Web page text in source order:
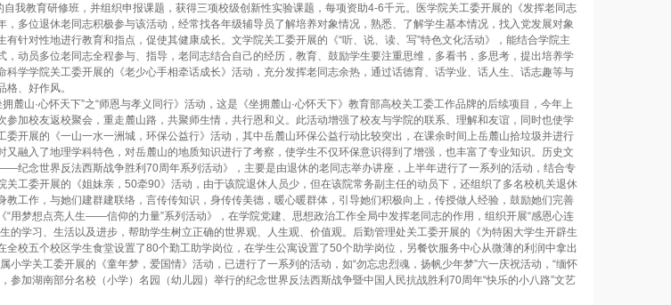
我教育研修班，并组织申报课题，获得三项校级创新性实验课题，每项资助4-6千元。医学院关工委开展的《发挥老同志
，多位退休老同志积极参与该活动，经常找各年级辅导员了解培养对象情况，熟悉、了解学生基本情况，找入党发展对象
针对性地进行教育和指点，促使其健康成长。文学院关工委开展的《“听、说、读、写”特色文化活动》，能结合学院主
，动员多位老同志全程参与、指导，老同志结合自己的经历，教育、鼓励学生要注重思维，多看书，多思考，提出培养学
科学学院关工委开展的《老少心手相牵话成长》活动，充分发挥老同志余热，通过话德育、话学业、话人生、话志趣等与
、好作风。
麓山·心怀天下”之“师恩与孝义同行》活动，这是《坐拥麓山·心怀天下》教育部高校关工委工作品牌的后续项目，今年上
参加校友返校聚会，重走麓山路，共聚师生情，共行恩和义。此活动增强了校友与学院的联系、理解和友谊，同时也使学
委开展的《一山一水一洲城，环保公益行》活动，其中岳麓山环保公益行动比较突出，在课余时间上岳麓山拾垃圾并进行
又融入了地理学科特色，对岳麓山的地质知识进行了考察，使学生不仅环保意识得到了增强，也丰富了专业知识。历史文
纪念世界反法西斯战争胜利70周年系列活动》，主要是由退休的老同志举办讲座，上半年进行了一系列的活动，结合专
关工委开展的《姐妹亲，50牵90》活动，由于该院退休人员少，但在该院常务副主任的动员下，还组织了多名校机关退休
教工作，与她们建群建联络，言传传知识，身传传美德，暖心暖群体，引导她们积极向上，传授做人经验，鼓励她们完善
“用梦想点亮人生——信仰的力量”系列活动》，在学院党建、思想政治工作全局中发挥老同志的作用，组织开展“感恩心连
的学习、生活以及进步，帮助学生树立正确的世界观、人生观、价值观。后勤管理处关工委开展的《为特困大学生开辟生
全校五个校区学生食堂设置了80个勤工助学岗位，在学生公寓设置了50个助学岗位，另餐饮服务中心从微薄的利润中拿出
小学关工委开展的《童年梦，爱国情》活动，已进行了一系列的活动，如“勿忘忠烈魂，扬帆少年梦”六一庆祝活动，“缅怀
参加湖南部分名校（小学）名园（幼儿园）举行的纪念世界反法西斯战争暨中国人民抗战胜利70周年“快乐的小八路”文艺